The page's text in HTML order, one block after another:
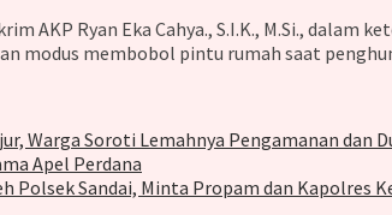
AKP Ryan Eka Cahya., S.I.K., M.Si.,
modus membobol pintu rumah saat
Warga Soroti Lemahnya Pengamanan dan
Apel Perdana
Polsek Sandai, Minta Propam dan Kapolres